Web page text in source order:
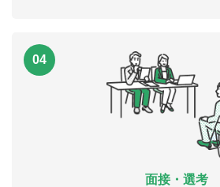
04
面接・選考